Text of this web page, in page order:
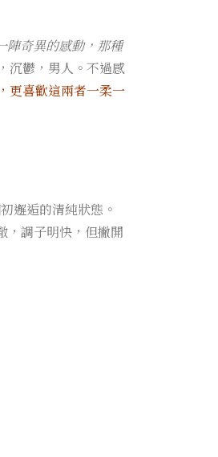
陣奇異的感動，那種
沉鬱，男人。不過感
更喜歡這兩者一柔一
邂逅的清純狀態。
調子明快，但撇開